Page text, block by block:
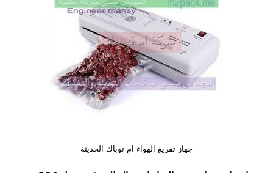
جهاز تفريغ الهواء ام توباك الحديثة